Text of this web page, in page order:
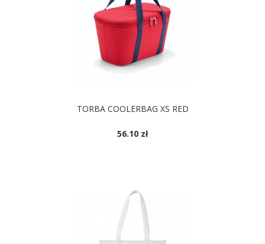
TORBA COOLERBAG XS RED
56.10 zł